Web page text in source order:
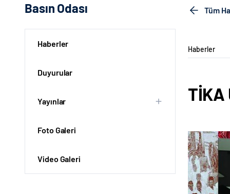
Basın Odası
Haberler
Duyurular
Yayınlar
Foto Galeri
Video Galeri
Tüm
Haberler
TİKA